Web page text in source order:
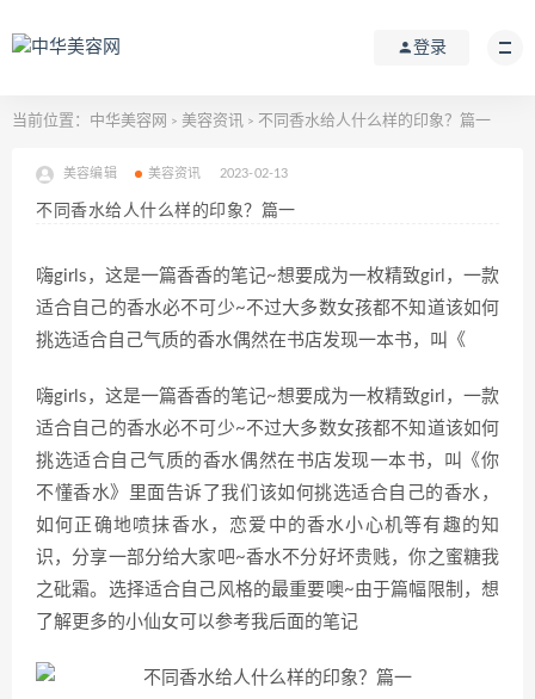
登录
当前位置： 中华美容网 > 美容资讯 > 不同香水给人什么样的印象？篇一
美容编辑 美容资讯 2023-02-13
不同香水给人什么样的印象？篇一
嗨girls，这是一篇香香的笔记~想要成为一枚精致girl，一款
适合自己的香水必不可少~不过大多数女孩都不知道该如何
挑选适合自己气质的香水偶然在书店发现一本书，叫《
嗨girls，这是一篇香香的笔记~想要成为一枚精致girl，一款
适合自己的香水必不可少~不过大多数女孩都不知道该如何
挑选适合自己气质的香水偶然在书店发现一本书，叫《你
不懂香水》里面告诉了我们该如何挑选适合自己的香水，
如何正确地喷抹香水，恋爱中的香水小心机等有趣的知
识，分享一部分给大家吧~香水不分好坏贵贱，你之蜜糖我
之砒霜。选择适合自己风格的最重要噢~由于篇幅限制，想
了解更多的小仙女可以参考我后面的笔记